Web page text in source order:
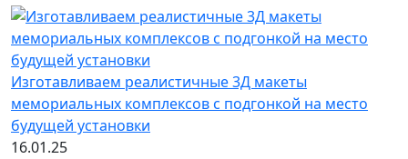
Изготавливаем реалистичные 3Д макеты
мемориальных комплексов с подгонкой на место
будущей установки
16.01.25